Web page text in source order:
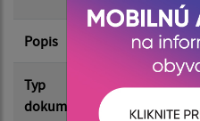
Popis
Typ
dokumentu
Rôzne